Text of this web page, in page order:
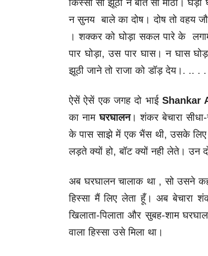
किस्सा सी झूठी न बात सी मीठी।
न सुनय बाले का दोष। दोष तो वहय
। शक्कर को घोड़ा सकल पारे के
पार घोड़ा, उस पार घास। न घास
झूठी जाने तो राजा को डॉड़ देय।. .. .
ऐसें ऐसें एक जगह दो भाई Shankar
का नामघरघालन। शंकर बेचारा
के पास साझे में एक भैंस थी, उसके लिए
लड़ते क्‍यों हो, बॉट क्‍यों नही लेते। उन
अब घरघालन चालाक था , सो उसने
हिस्सा मैं लिए लेता हूँ। अब
खिलाता-पिलाता और सुबह-शाम
वाला हिस्सा उसे मिला था।